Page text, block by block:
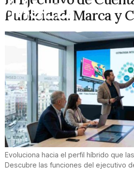
Publicidad: Marca y
Evoluciona hacia el perfil híbrido que
Descubre las funciones del ejecutivo